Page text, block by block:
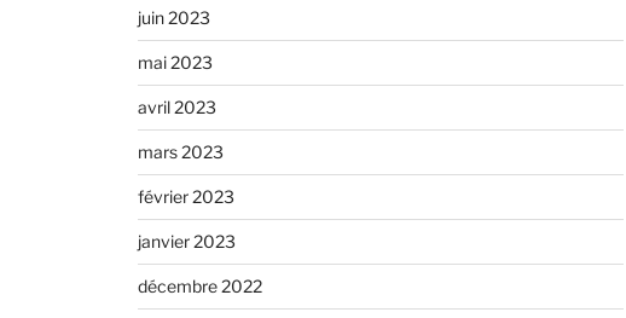
juin 2023
mai 2023
avril 2023
mars 2023
février 2023
janvier 2023
décembre 2022